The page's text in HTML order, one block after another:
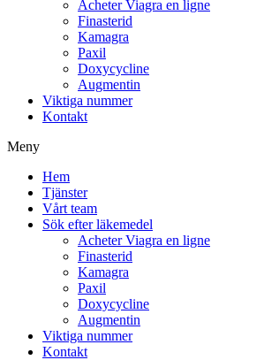
Acheter Viagra en ligne
Finasterid
Kamagra
Paxil
Doxycycline
Augmentin
Viktiga nummer
Kontakt
Meny
Hem
Tjänster
Vårt team
Sök efter läkemedel
Acheter Viagra en ligne
Finasterid
Kamagra
Paxil
Doxycycline
Augmentin
Viktiga nummer
Kontakt